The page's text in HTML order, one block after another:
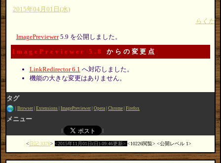
2015年04月01日(水)
らくだ
ImagePreviewer5.9 を公開しました。
ImagePreviewer 5.8 からの変更点
LinkRedirector 6.1 へ対応しました。
機能の大きな変更はありません。
タグ
Browser Extensions ImagePreviewer Opera Chrome Firefox
メニュー
日記:3376 2015年11月01日(日) 09:46更新 10226閲覧 公開レベル 1